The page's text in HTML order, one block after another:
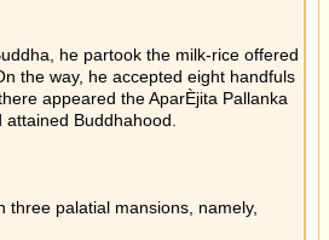
he partook the milk-rice offered
the way, he accepted eight handfuls
appeared the AparÈjita Pallanka
Buddhahood.
palatial mansions, namely,